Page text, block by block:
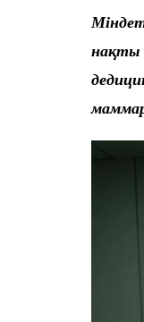
нақты